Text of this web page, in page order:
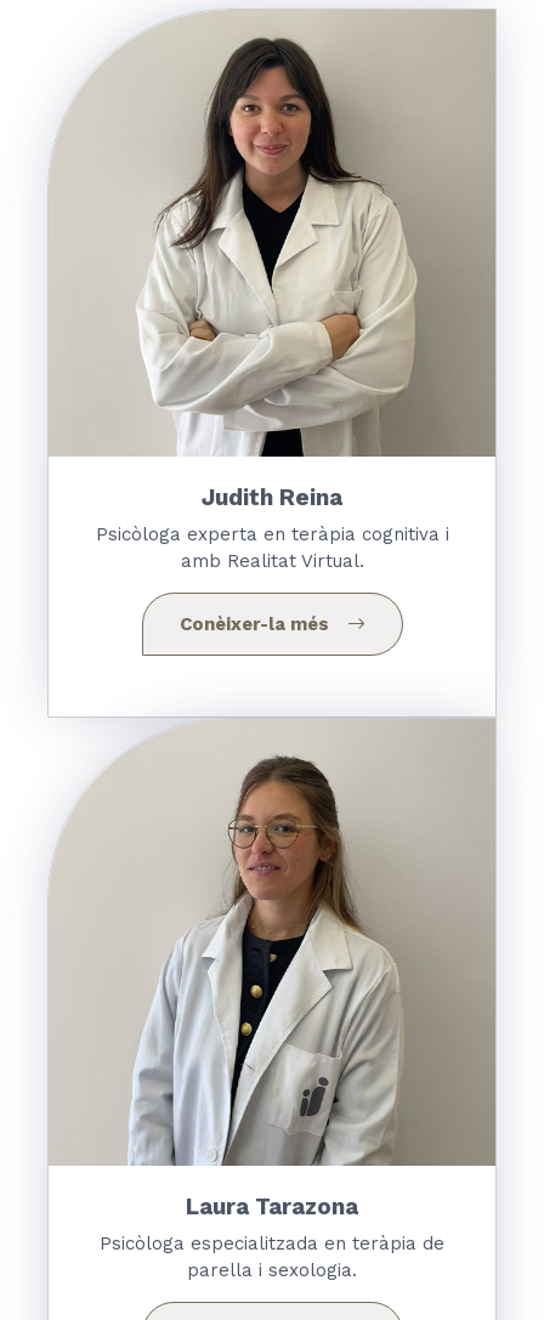
Judith Reina
Psicòloga experta en teràpia cognitiva i
amb Realitat Virtual.
Conèixer-la més
Laura Tarazona
Psicòloga especialitzada en teràpia de
parella i sexologia.